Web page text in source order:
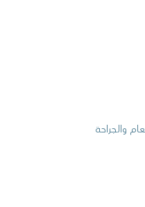
والجراحة